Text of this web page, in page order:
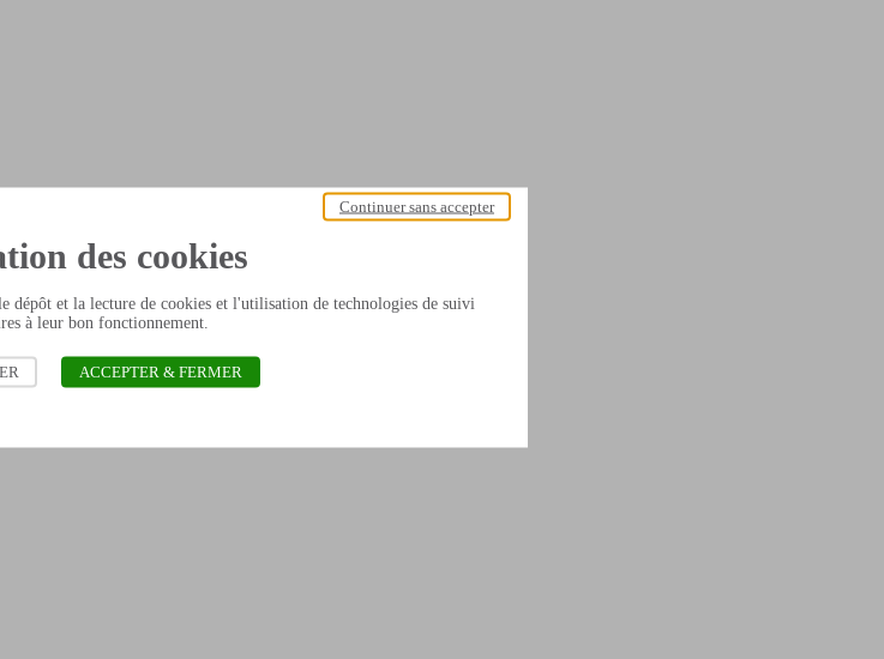
des cookies
dépôt et la lecture de cookies et l'utilisation de technologies de suivi
à leur bon fonctionnement.
Continuer sans accepter
ACCEPTER & FERMER